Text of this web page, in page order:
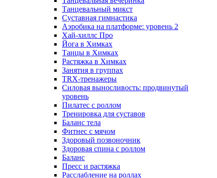
Танцевальный микст
Суставная гимнастика
Аэробика на платформе: уровень 2
Хай-хиллс Про
Йога в Химках
Танцы в Химках
Растяжка в Химках
Занятия в группах
TRX-тренажеры
Силовая выносливость: продвинутый
уровень
Пилатес с роллом
Тренировка для суставов
Баланс тела
Фитнес с мячом
Здоровый позвоночник
Здоровая спина с роллом
Баланс
Пресс и растяжка
Расслабление на роллах